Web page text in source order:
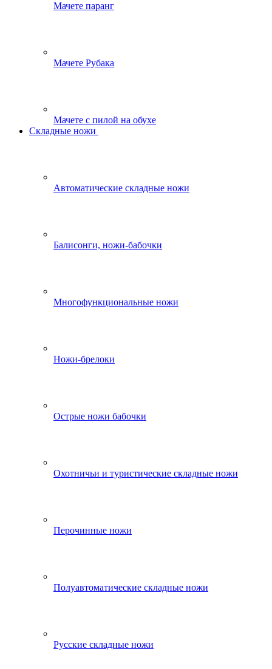
Мачете паранг
Мачете Рубака
Мачете с пилой на обухе
Складные ножи
Автоматические складные ножи
Балисонги, ножи-бабочки
Многофункциональные ножи
Ножи-брелоки
Острые ножи бабочки
Охотничьи и туристические складные ножи
Перочинные ножи
Полуавтоматические складные ножи
Русские складные ножи